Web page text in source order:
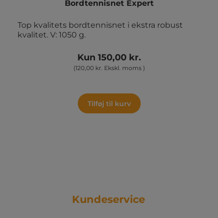
Bordtennisnet Expert
Top kvalitets bordtennisnet i ekstra robust
kvalitet. V: 1050 g.
Kun 150,00 kr.
(120,00 kr. Ekskl. moms )
Tilføj til kurv
Kundeservice